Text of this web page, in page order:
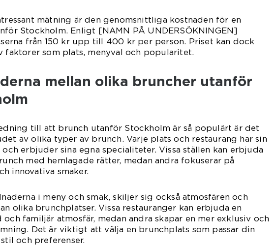
mätning är den genomsnittliga kostnaden för en
Stockholm. Enligt [NAMN PÅ UNDERSÖKNINGEN]
från 150 kr upp till 400 kr per person. Priset kan dock
faktorer som plats, menyval och popularitet.
mellan olika bruncher utanför
till att brunch utanför Stockholm är så populärt är det
av olika typer av brunch. Varje plats och restaurang har sin
erbjuder sina egna specialiteter. Vissa ställen kan erbjuda
med hemlagade rätter, medan andra fokuserar på
innovativa smaker.
i meny och smak, skiljer sig också atmosfären och
olika brunchplatser. Vissa restauranger kan erbjuda en
och familjär atmosfär, medan andra skapar en mer exklusiv och
Det är viktigt att välja en brunchplats som passar din
och preferenser.